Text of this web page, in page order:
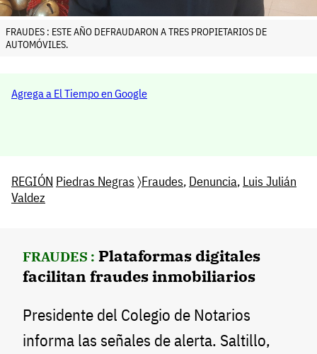
FRAUDES : ESTE AÑO DEFRAUDARON A TRES PROPIETARIOS DE
AUTOMÓVILES.
Agrega a El Tiempo en Google
REGIÓN Piedras Negras 〉Fraudes, Denuncia, Luis Julián
Valdez
FRAUDES : Plataformas digitales
facilitan fraudes inmobiliarios
Presidente del Colegio de Notarios
informa las señales de alerta. Saltillo,